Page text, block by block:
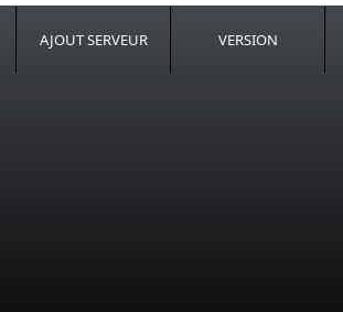
AJOUT SERVEUR VERSION